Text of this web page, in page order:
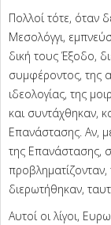
Πολλοί τότε, όταν
Μεσολόγγι,
δική τους Έξοδο,
συμφέροντος, της
ιδεολογίας, της
και συντάχθηκαν,
Επανάστασης. Αν,
της Επανάστασης,
διερωτήθηκαν,
Αυτοί οι λίγοι,